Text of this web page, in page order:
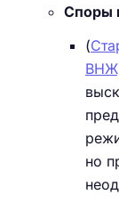
Споры
(
ВНЖ,
но